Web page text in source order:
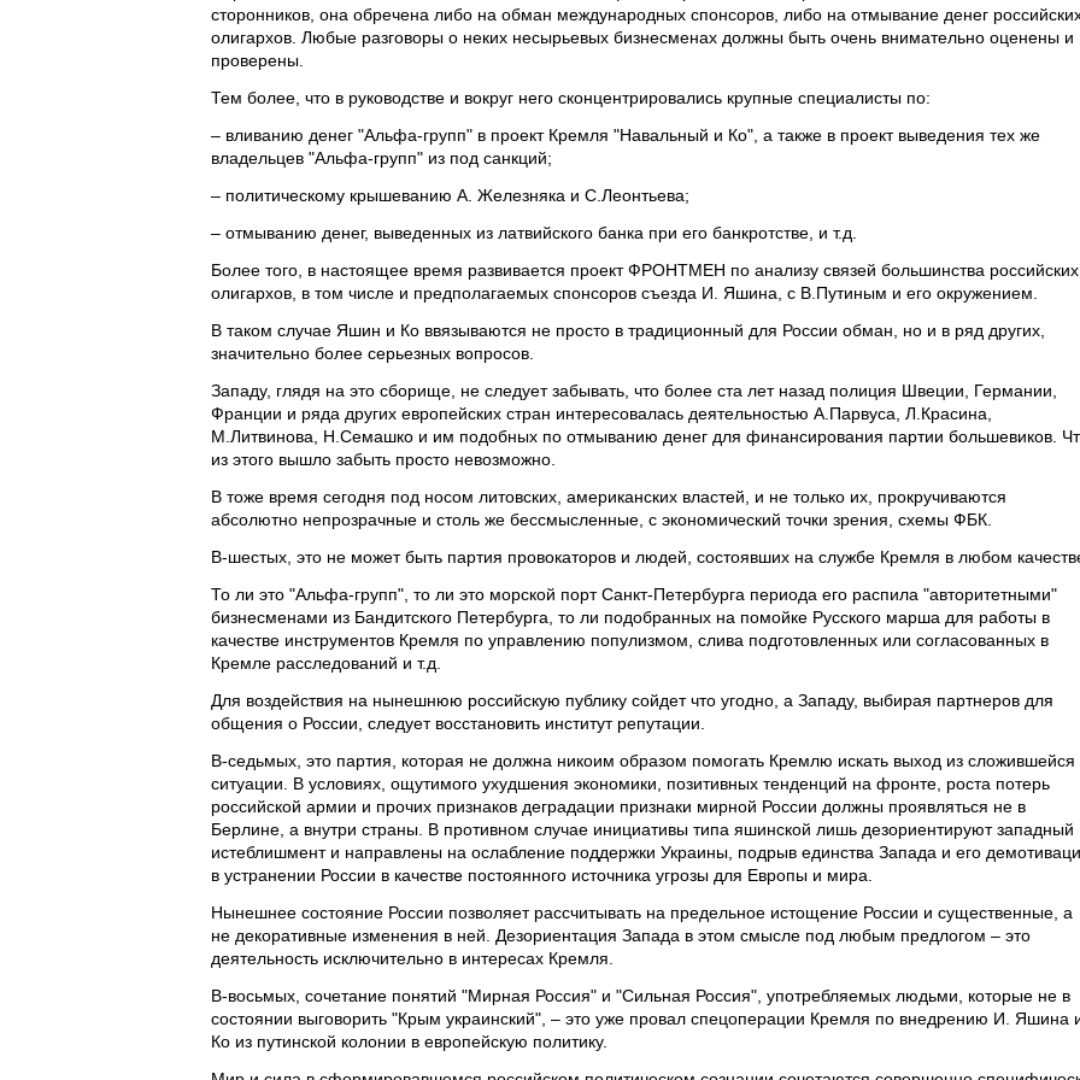
сторонников, она обречена либо на обман международных спонсоров, либо на отмывание денег
олигархов. Любые разговоры о неких несырьевых бизнесменах должны быть очень внимательно оценены и
проверены.
Тем более, что в руководстве и вокруг него сконцентрировались крупные специалисты по:
– вливанию денег "Альфа-групп" в проект Кремля "Навальный и Ко", а также в проект выведения тех же
владельцев "Альфа-групп" из под санкций;
– политическому крышеванию А. Железняка и С.Леонтьева;
– отмыванию денег, выведенных из латвийского банка при его банкротстве, и т.д.
Более того, в настоящее время развивается проект ФРОНТМЕН по анализу связей большинства российских
олигархов, в том числе и предполагаемых спонсоров съезда И. Яшина, с В.Путиным и его окружением.
В таком случае Яшин и Ко ввязываются не просто в традиционный для России обман, но и в ряд других,
значительно более серьезных вопросов.
Западу, глядя на это сборище, не следует забывать, что более ста лет назад полиция Швеции, Германии,
Франции и ряда других европейских стран интересовалась деятельностью А.Парвуса, Л.Красина,
М.Литвинова, Н.Семашко и им подобных по отмыванию денег для финансирования партии большевиков.
из этого вышло забыть просто невозможно.
В тоже время сегодня под носом литовских, американских властей, и не только их, прокручиваются
абсолютно непрозрачные и столь же бессмысленные, с экономический точки зрения, схемы ФБК.
В-шестых, это не может быть партия провокаторов и людей, состоявших на службе Кремля в любом
То ли это "Альфа-групп", то ли это морской порт Санкт-Петербурга периода его распила "авторитетными"
бизнесменами из Бандитского Петербурга, то ли подобранных на помойке Русского марша для работы в
качестве инструментов Кремля по управлению популизмом, слива подготовленных или согласованных в
Кремле расследований и т.д.
Для воздействия на нынешнюю российскую публику сойдет что угодно, а Западу, выбирая партнеров для
общения о России, следует восстановить институт репутации.
В-седьмых, это партия, которая не должна никоим образом помогать Кремлю искать выход из сложившейся
ситуации. В условиях, ощутимого ухудшения экономики, позитивных тенденций на фронте, роста потерь
российской армии и прочих признаков деградации признаки мирной России должны проявляться не в
Берлине, а внутри страны. В противном случае инициативы типа яшинской лишь дезориентируют западный
истеблишмент и направлены на ослабление поддержки Украины, подрыв единства Запада и его
в устранении России в качестве постоянного источника угрозы для Европы и мира.
Нынешнее состояние России позволяет рассчитывать на предельное истощение России и существенные, а
не декоративные изменения в ней. Дезориентация Запада в этом смысле под любым предлогом – это
деятельность исключительно в интересах Кремля.
В-восьмых, сочетание понятий "Мирная Россия" и "Сильная Россия", употребляемых людьми, которые не в
состоянии выговорить "Крым украинский", – это уже провал спецоперации Кремля по внедрению И. Яшина
Ко из путинской колонии в европейскую политику.